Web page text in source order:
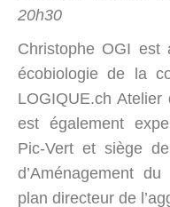
20h30
Christophe OGI est
écobiologie de la
LOGIQUE.ch Atelier
est également
Pic-Vert et siège
d’Aménagement
plan directeur de